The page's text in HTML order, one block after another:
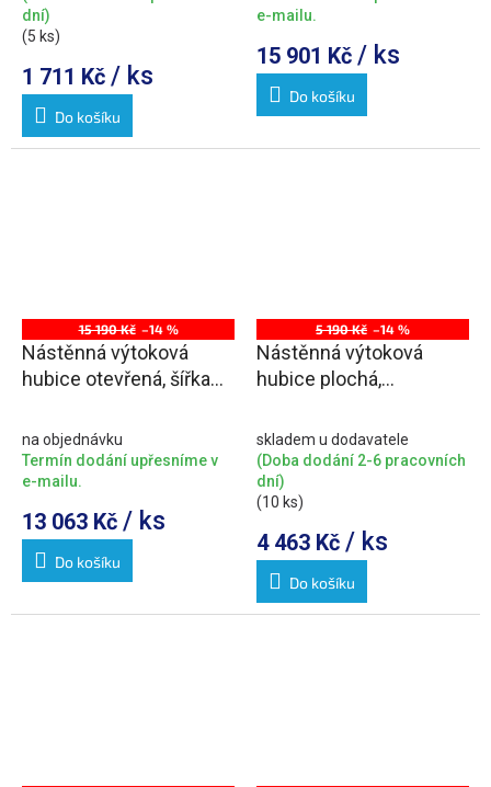
dní)
(5 ks)
1 711 Kč / ks
Do košíku
e-mailu.
15 901 Kč / ks
Do košíku
15 190 Kč –14 %
Nástěnná výtoková
hubice otevřená, šířka
na objednávku
Termín dodání upřesníme v
e-mailu.
13 063 Kč / ks
Do košíku
5 190 Kč –14 %
Nástěnná výtoková
hubice plochá,
skladem u dodavatele
(Doba dodání 2-6 pracovních
dní)
(10 ks)
4 463 Kč / ks
Do košíku